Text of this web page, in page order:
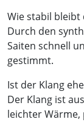
Wie stabil bleibt
Durch den
Saiten schnell
gestimmt.
Ist der Klang
Der Klang ist
leichter